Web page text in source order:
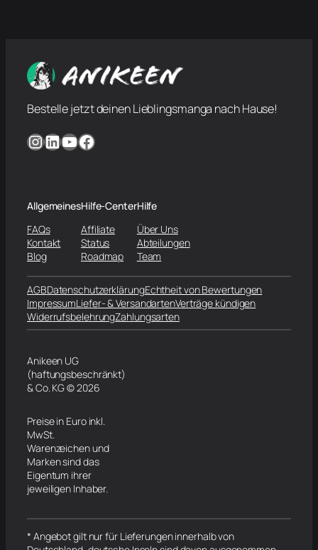
Bestelle jetzt deinen Lieblingsmanga nach Hause!
InstagramLinkedIn YouTube Facebook
Allgemeines
FAQs
Kontakt
Blog
Hilfe-Center
Affiliate
Status
Roadmap
Hilfe
Über Uns
Abteilungen
Team
AGBDatenschutzerklärungEchtheit von Bewertungen
ImpressumLiefer- & VersandartenVerträge kündigen
WiderrufsbelehrungZahlungsarten
Anikeen UG
(haftungsbeschränkt)
& Co. KG © 2026
Preise in Euro inkl.
MwSt.
Warenzeichen und
Marken sind das
Eigentum ihrer
jeweiligen Inhaber.
* Angebot gilt nur für Lieferungen innerhalb von